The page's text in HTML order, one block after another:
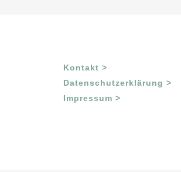
Kontakt >
Datenschutzerklärung >
Impressum >